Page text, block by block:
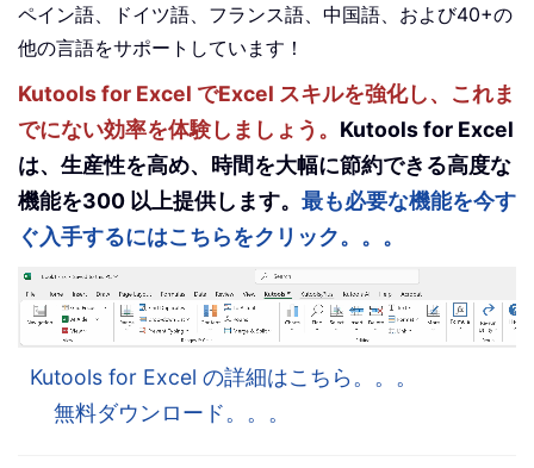
ペイン語、ドイツ語、フランス語、中国語、および40+の
他の言語をサポートしています！
Kutools for Excel でExcel スキルを強化し、これま
でにない効率を体験しましょう。 Kutools for Excel
は、生産性を高め、時間を大幅に節約できる高度な
機能を300 以上提供します。 最も必要な機能を今す
ぐ入手するにはこちらをクリック。。。
Kutools for Excel の詳細はこちら。。。
無料ダウンロード。。。